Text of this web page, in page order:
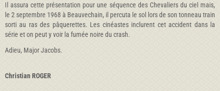
Il assura cette présentation pour une séquence des Chevaliers du ciel mais,
le 2 septembre 1968 à Beauvechain, il percuta le sol lors de son tonneau train
sorti au ras des pâquerettes. Les cinéastes inclurent cet accident dans la
série et on peut y voir la fumée noire du crash.
Adieu, Major Jacobs.
Christian ROGER